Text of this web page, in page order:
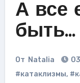
А все
От Natalia
#катаклизмы,